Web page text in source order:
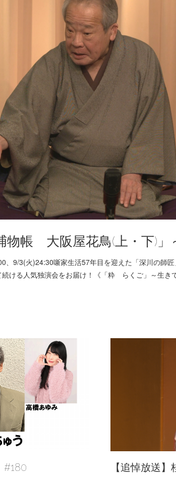
物帳 大阪屋花鳥(上・下)」
、9/3(火)24:30噺家生活57年目を迎えた「深川の師
ける人気独演会をお届け！《「粋 らくご」～生
【追悼放送